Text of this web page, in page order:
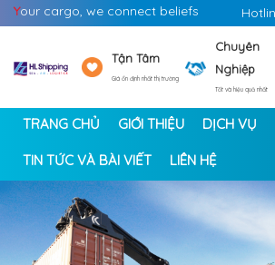
Your cargo, we connect beliefs
Tận Tâm
Giá ổn định nhất thị trường
Chuyên
Nghiệp
Tốt và hiệu quả nhất
TRANG CHỦ GIỚI THIỆU DỊCH VỤ
TIN TỨC VÀ BÀI VIẾT LIÊN HỆ